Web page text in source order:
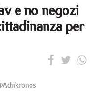
e no negozi
per